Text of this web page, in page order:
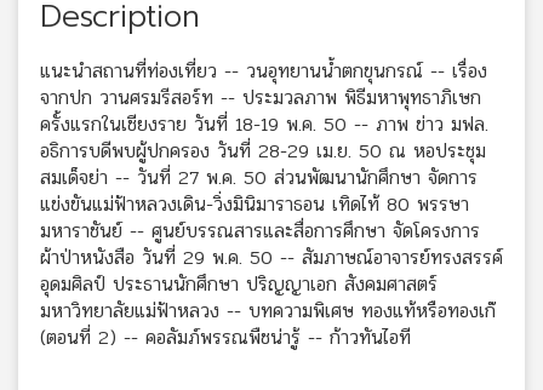
Description
แนะนำสถานที่ท่องเที่ยว -- วนอุทยานน้ำตกขุนกรณ์ -- เรื่อง
จากปก วานศรมรีสอร์ท -- ประมวลภาพ พิธีมหาพุทธาภิเษก
ครั้งแรกในเชียงราย วันที่ 18-19 พ.ค. 50 -- ภาพ ข่าว มฟล.
อธิการบดีพบผู้ปกครอง วันที่ 28-29 เม.ย. 50 ณ หอประชุม
สมเด็จย่า -- วันที่ 27 พ.ค. 50 ส่วนพัฒนานักศึกษา จัดการ
แข่งขันแม่ฟ้าหลวงเดิน-วิ่งมินิมาราธอน เทิดไท้ 80 พรรษา
มหาราชันย์ -- ศูนย์บรรณสารและสื่อการศึกษา จัดโครงการ
ผ้าป่าหนังสือ วันที่ 29 พ.ค. 50 -- สัมภาษณ์อาจารย์ทรงสรรค์
อุดมศิลป์ ประธานนักศึกษา ปริญญาเอก สังคมศาสตร์
มหาวิทยาลัยแม่ฟ้าหลวง -- บทความพิเศษ ทองแท้หรือทองเก๊
(ตอนที่ 2) -- คอลัมภ์พรรณพืชน่ารู้ -- ก้าวทันไอที